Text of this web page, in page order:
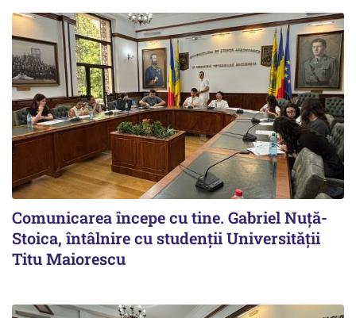
Comunicarea începe cu tine. Gabriel Nuță-
Stoica, întâlnire cu studenții Universității
Titu Maiorescu